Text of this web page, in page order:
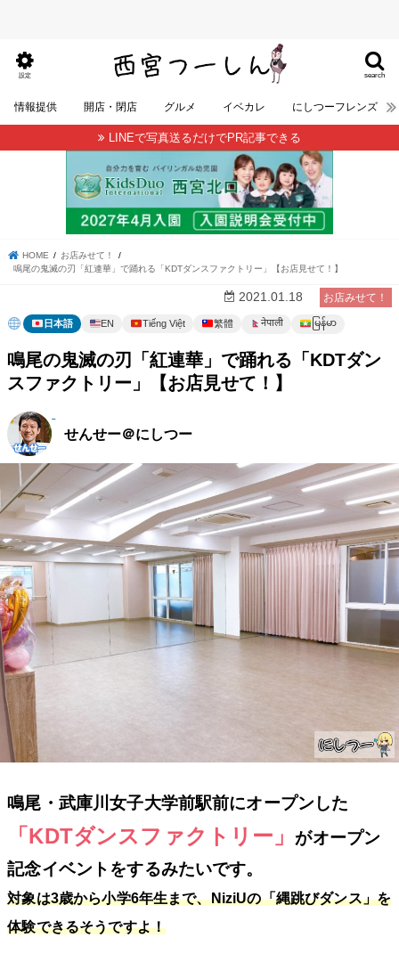
search
設定
情報提供 開店・閉店 グルメ イベカレ にしつーフレンズ
LINEで写真送るだけでPR記事できる
HOME
お店みせて！
鳴尾の鬼滅の刃「紅連華」で踊れる「KDTダンスファクトリー」【お店見せて！】
お店みせて！
2021.01.18
日本語 EN Tiếng Việt 繁體 नेपाली မြန်မာ
鳴尾の鬼滅の刃「紅連華」で踊れる「KDTダン
スファクトリー」【お店見せて！】
せんせー＠にしつー
鳴尾・武庫川女子大学前駅前にオープンした
「KDTダンスファクトリー」がオープン
記念イベントをするみたいです。
対象は3歳から小学6年生まで、NiziUの「縄跳びダンス」を
体験できるそうですよ！